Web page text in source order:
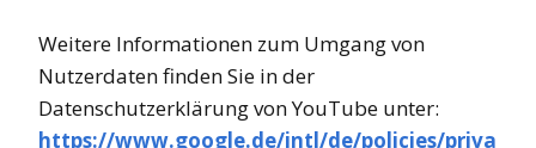
Weitere Informationen zum Umgang von
Nutzerdaten finden Sie in der
Datenschutzerklärung von YouTube unter:
https://www.google.de/intl/de/policies/priva